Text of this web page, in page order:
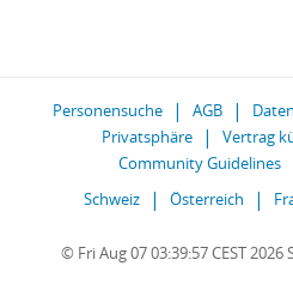
Personensuche AGB
Privatsphäre
Vertrag
Community Guidelines
Schweiz
Österreich
© Fri Aug 07 03:39:57 CEST